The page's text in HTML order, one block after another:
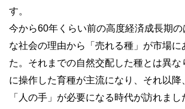
す。
今から60年くらい前の高度経済成長期の
な社会の理由から「売れる種」が市場に
た。それまでの自然交配した種とは異な
に操作した育種が主流になり、それ以降
「人の手」が必要になる時代が訪れまし